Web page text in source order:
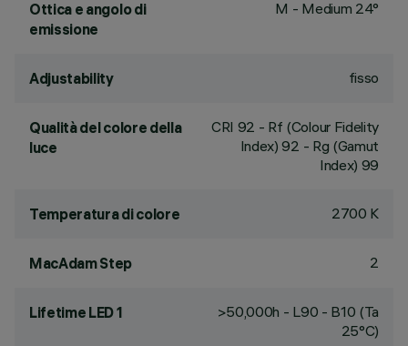
Ottica e angolo di
emissione
M - Medium 24°
Adjustability fisso
Qualità del colore della
luce
CRI 92 - Rf (Colour Fidelity
Index) 92 - Rg (Gamut
Index) 99
Temperatura di colore 2700 K
MacAdam Step 2
Lifetime LED 1
>50,000h - L90 - B10 (Ta
25°C)